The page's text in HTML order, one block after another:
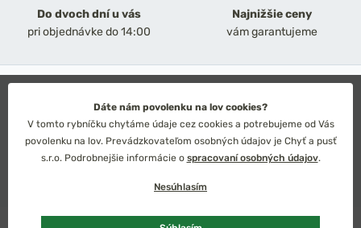
Do dvoch dní u vás
pri objednávke do 14:00
Najnižšie ceny
vám garantujeme
Obchodné podmienky
Ochrana osobných údajov
Technické riešenie: Simplia s.r.o.
Strategický dizajn: Petr Široký
Dáte nám povolenku na lov cookies?
V tomto rybníčku chytáme údaje cez cookies a potrebujeme od Vás
povolenku na lov. Prevádzkovateľom osobných údajov je Chyť a pusť
s.r.o. Podrobnejšie informácie o spracovaní osobných údajov.
Nesúhlasím